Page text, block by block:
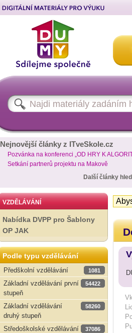
Nejnovější články z ITveSkole.cz
Pozvánka na konferenci „OD HRY K
Setkání partnerů projektu na Makově
Další články
VZDĚLÁVÁNÍ
Nabídka DVPP pro Šablony
OP JAK
Podle typu vzdělávání
Předškolní vzdělávání
1081
Základní vzdělávání první
stupeň
54422
Základní vzdělávání
druhý stupeň
58260
Středoškolské vzdělávání
37086